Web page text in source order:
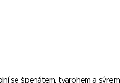
se špenátem, tvarohem a sýrem